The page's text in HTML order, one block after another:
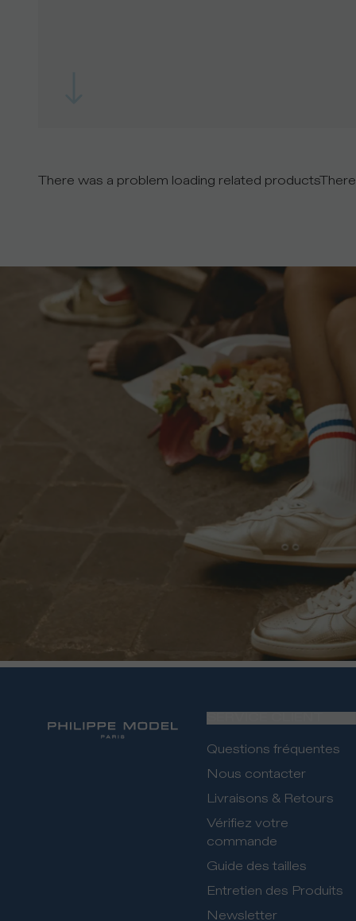
There was a problem loading related products
Questions fréquentes
Nous contacter
Livraisons & Retours
Vérifiez votre
commande
Guide des tailles
Entretien des Produits
Newsletter